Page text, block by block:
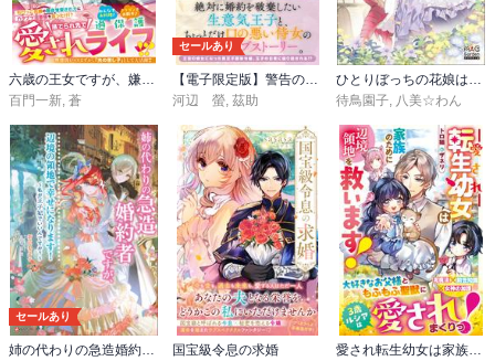
六歳の王女ですが、嫌われ竜騎士に嫁ぐことになりました～兄姉に虐げられた末っ子が、過保護に愛でられ幸せになるまで～【電子限定SS付き】
百門一新, 蒼
セールあり
【電子限定版】警告の侍女
河辺 螢, 茲助
ひとりぼっちの花娘は檻の中の竜騎士に恋願う
待鳥園子, 八美☆わん
セールあり
国宝級令息の求婚